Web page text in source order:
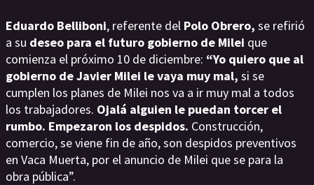
Eduardo Belliboni, referente del Polo Obrero, se refirió
a su deseo para el futuro gobierno de Milei que
comienza el próximo 10 de diciembre: “Yo quiero que al
gobierno de Javier Milei le vaya muy mal, si se
cumplen los planes de Milei nos va a ir muy mal a todos
los trabajadores. Ojalá alguien le puedan torcer el
rumbo. Empezaron los despidos. Construcción,
comercio, se viene fin de año, son despidos preventivos
en Vaca Muerta, por el anuncio de Milei que se para la
obra pública”.